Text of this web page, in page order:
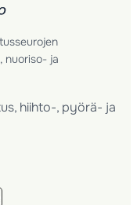
nuoriso- ja
hiihto-, pyörä- ja